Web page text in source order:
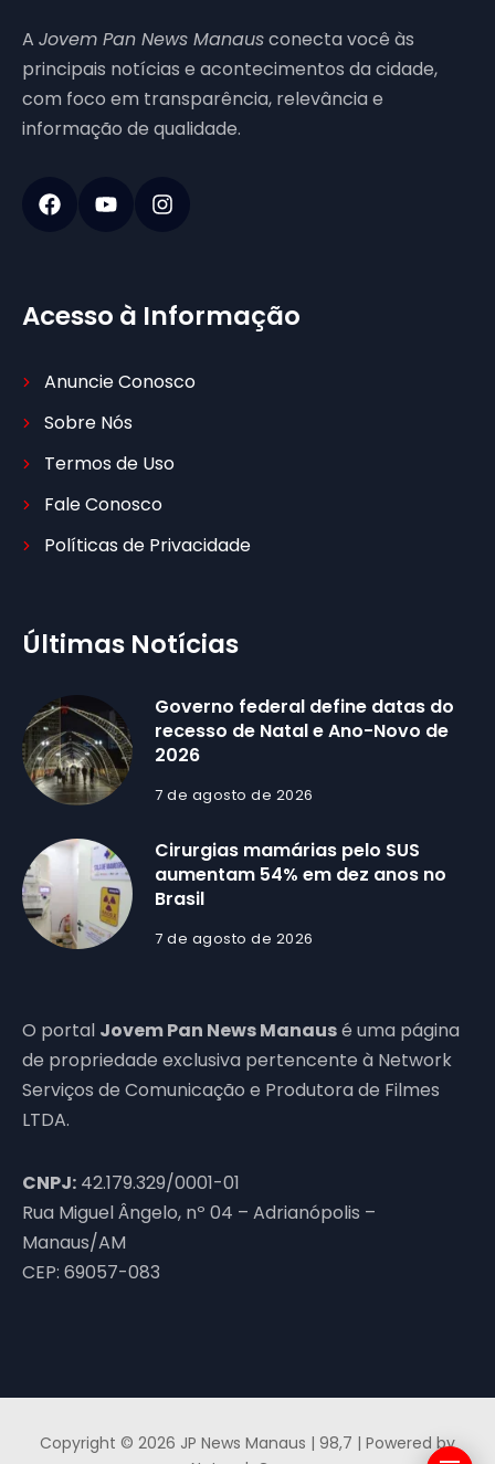
A Jovem Pan News Manausconecta você às
principais notícias e acontecimentos da cidade,
com foco em transparência, relevância e
informação de qualidade.
Acesso à Informação
Anuncie Conosco
Sobre Nós
Termos de Uso
Fale Conosco
Políticas de Privacidade
Últimas Notícias
Governo federal define datas do
recesso de Natal e Ano-Novo de
2026
7 de agosto de 2026
Cirurgias mamárias pelo SUS
aumentam 54% em dez anos no
Brasil
7 de agosto de 2026
O portal Jovem Pan News Manausé uma página
de propriedade exclusiva pertencente à Network
Serviços de Comunicação e Produtora de Filmes
LTDA.
CNPJ: 42.179.329/0001-01
Rua Miguel Ângelo, nº 04 – Adrianópolis –
Manaus/AM
CEP: 69057-083
Copyright © 2026 JP News Manaus | 98,7 | Powered by